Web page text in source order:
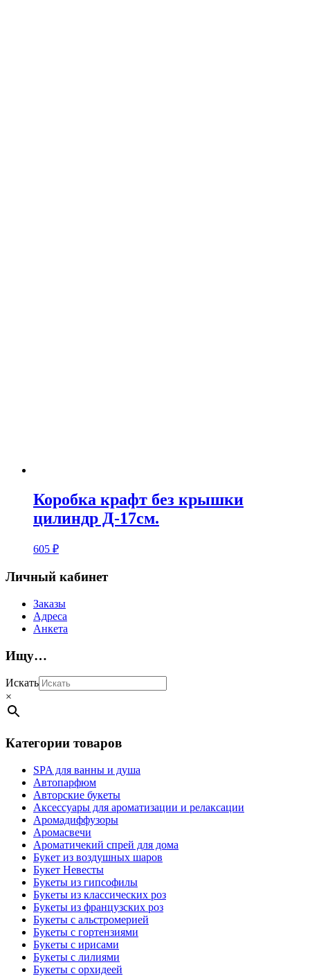
Коробка крафт без крышки
цилиндр Д-17см.
605 ₽
Личный кабинет
Заказы
Адреса
Анкета
Ищу…
Искать
×
Категории товаров
SPA для ванны и душа
Автопарфюм
Авторские букеты
Аксессуары для ароматизации и релаксации
Аромадиффузоры
Аромасвечи
Ароматичекий спрей для дома
Букет из воздушных шаров
Букет Невесты
Букеты из гипсофилы
Букеты из классических роз
Букеты из французских роз
Букеты с альстромерией
Букеты с гортензиями
Букеты с ирисами
Букеты с лилиями
Букеты с орхидеей